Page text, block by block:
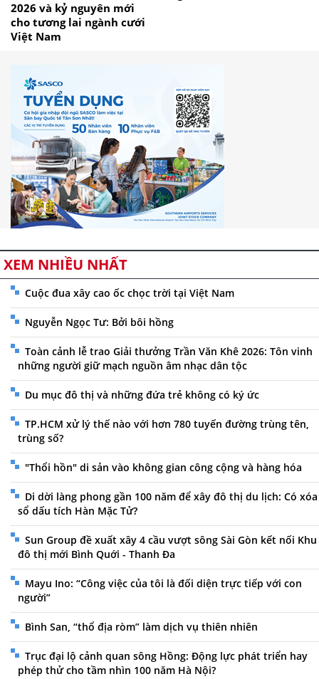
2026 và kỷ nguyên mới
cho tương lai ngành cưới
Việt Nam
XEM NHIỀU NHẤT
Cuộc đua xây cao ốc chọc trời tại Việt Nam
Nguyễn Ngọc Tư: Bởi bôi hồng
Toàn cảnh lễ trao Giải thưởng Trần Văn Khê 2026: Tôn vinh
những người giữ mạch nguồn âm nhạc dân tộc
Du mục đô thị và những đứa trẻ không có ký ức
TP.HCM xử lý thế nào với hơn 780 tuyến đường trùng tên,
trùng số?
"Thổi hồn" di sản vào không gian công cộng và hàng hóa
Di dời làng phong gần 100 năm để xây đô thị du lịch: Có xóa
sổ dấu tích Hàn Mặc Tử?
Sun Group đề xuất xây 4 cầu vượt sông Sài Gòn kết nối Khu
đô thị mới Bình Quới - Thanh Đa
Mayu Ino: “Công việc của tôi là đối diện trực tiếp với con
người”
Bình San, “thổ địa ròm” làm dịch vụ thiên nhiên
Trục đại lộ cảnh quan sông Hồng: Động lực phát triển hay
phép thử cho tầm nhìn 100 năm Hà Nội?